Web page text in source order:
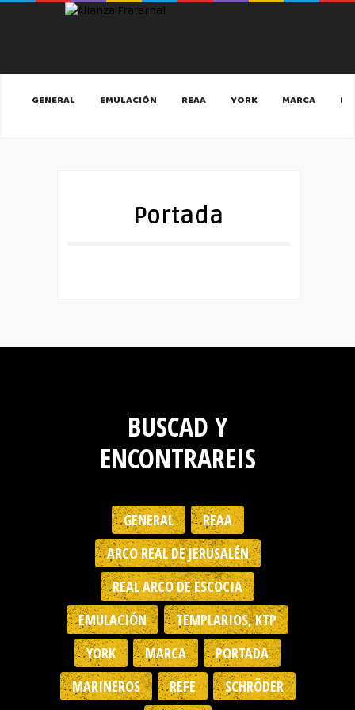
GENERAL EMULACIÓN REAA YORK MARCA
Portada
BUSCAD Y
ENCONTRAREIS
GENERAL
REAA
ARCO REAL DE JERUSALÉN
REAL ARCO DE ESCOCIA
EMULACIÓN
TEMPLARIOS, KTP
YORK
MARCA
PORTADA
MARINEROS
REFE SCHRÖDER